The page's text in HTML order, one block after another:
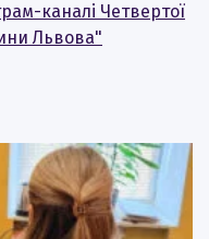
каналі Четвертої
Львова"